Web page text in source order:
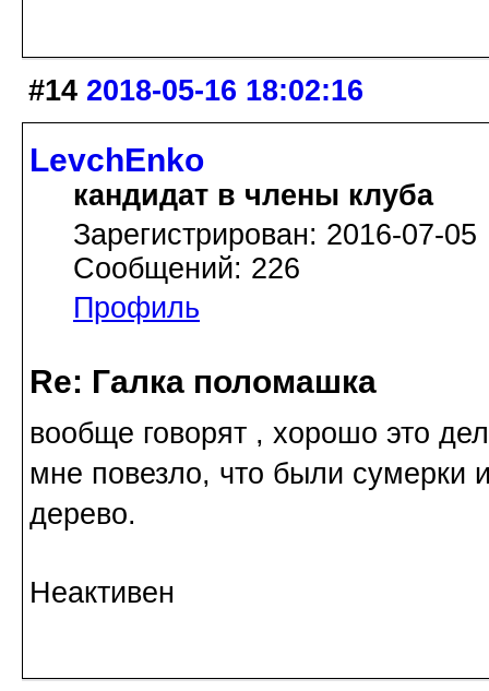
#14 2018-05-16 18:02:16
LevchEnko
кандидат в члены клуба
Зарегистрирован: 2016-07-05
Сообщений: 226
Профиль
Re: Галка поломашка
вообще говорят , хорошо это
мне повезло, что были сумерки
дерево.
Неактивен